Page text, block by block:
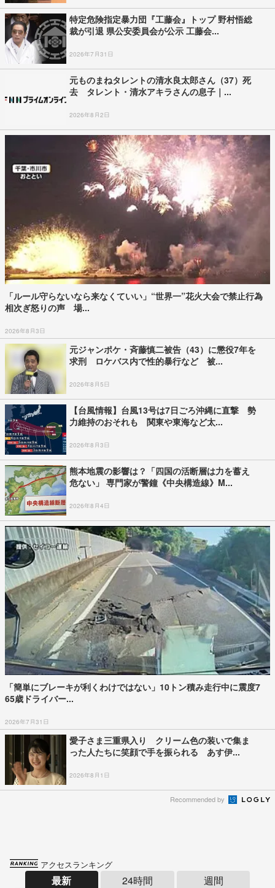
特定危険指定暴力団『工藤会』トップ 野村悟総
裁が引退 県公安委員会が公示 工藤会...
2026年7月31日
元ものまねタレントの清水良太郎さん（37）死
去 タレント・清水アキラさんの息子｜...
2026年8月2日
「ルール守らないなら来なくていい」“世界一”花火大会で禁止行為
相次ぎ怒りの声 場...
2026年8月3日
元ジャンポケ・斉藤慎二被告（43）に懲役7年を
求刑 ロケバス内で性的暴行など 被...
2026年8月5日
【台風情報】台風13号は7日ごろ沖縄に直撃 勢
力維持のおそれも 関東や東海など太...
2026年8月3日
熊本地震の影響は？「四国の活断層は力を蓄え
危ない」 専門家が警鐘《中央構造線》M...
2026年8月4日
「簡単にブレーキが利くわけではない」10トン積み走行中に震度7
65歳ドライバー...
2026年7月31日
愛子さま三重県入り クリーム色の装いで集ま
った人たちに笑顔で手を振られる あす伊...
2026年8月1日
Recommended by
アクセスランキング
最新 24時間 週間